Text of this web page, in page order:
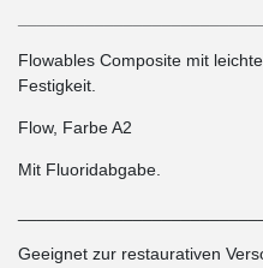
Flowables Composite mit
Festigkeit.
Flow, Farbe A2
Mit Fluoridabgabe.
Geeignet zur restaurativen